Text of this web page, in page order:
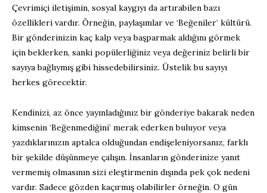
Çevrimiçi iletişimin, sosyal kaygıyı da artırabilen bazı
özellikleri vardır. Örneğin, paylaşımlar ve ‘Beğeniler’ kültürü.
Bir gönderinizin kaç kalp veya başparmak aldığını görmek
için beklerken, sanki popülerliğiniz veya değeriniz belirli bir
sayıya bağlıymış gibi hissedebilirsiniz. Üstelik bu sayıyı
herkes görecektir.
Kendinizi, az önce yayınladığınız bir gönderiye bakarak neden
kimsenin ‘Beğenmediğini’ merak ederken buluyor veya
yazdıklarınızın aptalca olduğundan endişeleniyorsanız, farklı
bir şekilde düşünmeye çalışın. İnsanların gönderinize yanıt
vermemiş olmasının sizi eleştirmenin dışında pek çok nedeni
vardır. Sadece gözden kaçırmış olabilirler örneğin. O gün